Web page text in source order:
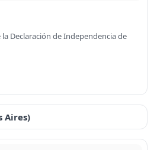
la Declaración de Independencia de
Aires)